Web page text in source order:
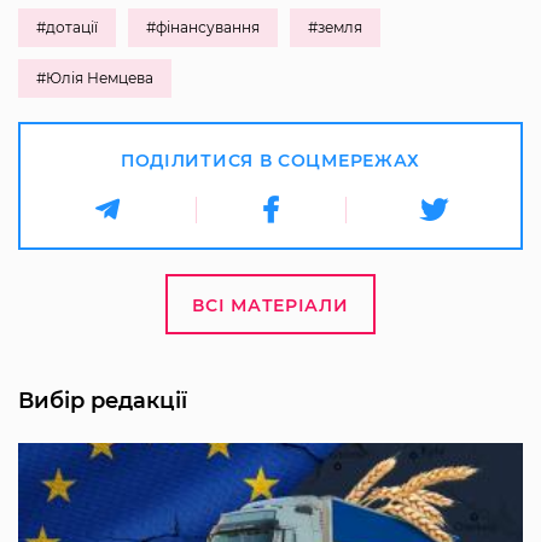
#дотації #фінансування #земля
#Юлія Немцева
ПОДІЛИТИСЯ В СОЦМЕРЕЖАХ
ВСІ МАТЕРІАЛИ
Вибір редакції